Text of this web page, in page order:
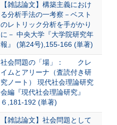
【雑誌論文】構築主義におけ
る分析手法の一考察－ベスト
のレトリック分析を手がかり
に－ 中央大学『大学院研究年
報』 (第24号),155-166 (単著)
社会問題の「場」： クレ
イムとアリーナ（査読付き研
究ノート） 現代社会理論研究
会編『現代社会理論研究』
６,181-192 (単著)
【雑誌論文】社会問題として